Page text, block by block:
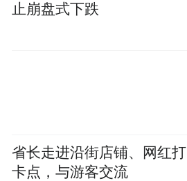
止崩盘式下跌
省长走进沿街店铺、网红打
卡点，与游客交流